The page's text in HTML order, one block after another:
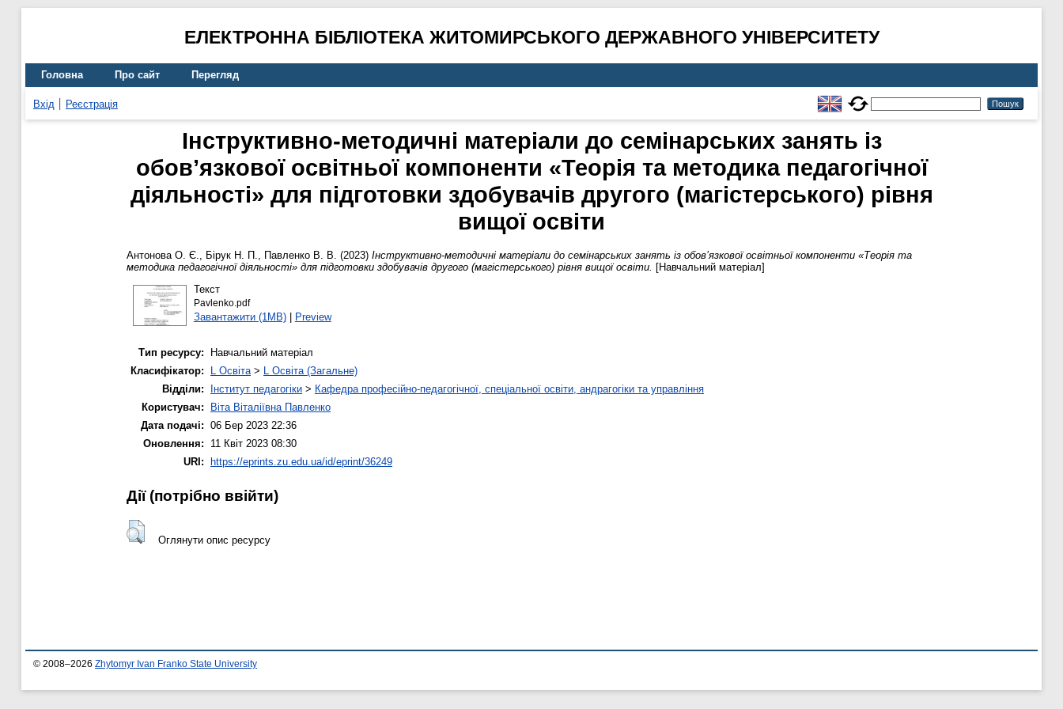
ЕЛЕКТРОННА БІБЛІОТЕКА ЖИТОМИРСЬКОГО ДЕРЖАВНОГО УНІВЕРСИТЕТУ
Головна Про сайт Перегляд
Вхід Реєстрація
Інструктивно-методичні матеріали до семінарських занять із
обов’язкової освітньої компоненти «Теорія та методика педагогічної
діяльності» для підготовки здобувачів другого (магістерського) рівня
вищої освіти
Антонова О. Є., Бірук Н. П., Павленко В. В. (2023) Інструктивно-методичні матеріали до семінарських занять із обов’язкової освітньої компоненти «Теорія та
методика педагогічної діяльності» для підготовки здобувачів другого (магістерського) рівня вищої освіти. [Навчальний матеріал]
Текст
Pavlenko.pdf
Завантажити (1MB)| Preview
Тип ресурсу:
Навчальний матеріал
Класифікатор:
L Освіта> L Освіта (Загальне)
Відділи:
Інститут педагогіки > Кафедра професійно-педагогічної, спеціальної освіти, андрагогіки та управління
Користувач:
Віта Віталіївна Павленко
Дата подачі: 06 Бер 2023 22:36
Оновлення:
11 Квіт 2023 08:30
URI:
https://eprints.zu.edu.ua/id/eprint/36249
Дії ​​(потрібно ввійти)
Оглянути опис ресурсу
© 2008–2026 Zhytomyr Ivan Franko State University